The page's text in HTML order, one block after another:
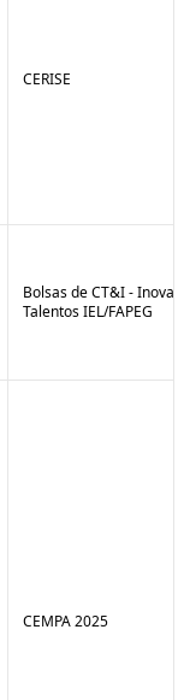
CERISE
Bolsas de CT&I - Inova
Talentos IEL/FAPEG
CEMPA 2025